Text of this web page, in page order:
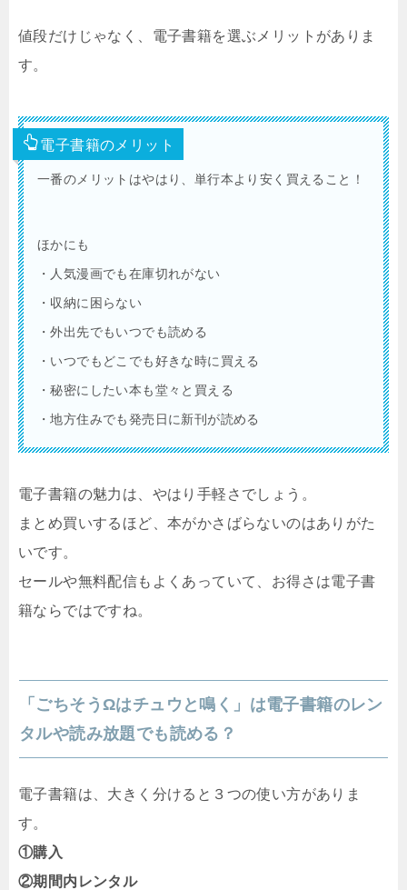
値段だけじゃなく、電子書籍を選ぶメリットがありま
す。
電子書籍のメリット
一番のメリットはやはり、単行本より安く買えること！
ほかにも
・人気漫画でも在庫切れがない
・収納に困らない
・外出先でもいつでも読める
・いつでもどこでも好きな時に買える
・秘密にしたい本も堂々と買える
・地方住みでも発売日に新刊が読める
電子書籍の魅力は、やはり手軽さでしょう。
まとめ買いするほど、本がかさばらないのはありがた
いです。
セールや無料配信もよくあっていて、お得さは電子書
籍ならではですね。
「ごちそうΩはチュウと鳴く」は電子書籍のレン
タルや読み放題でも読める？
電子書籍は、大きく分けると３つの使い方がありま
す。
①購入
②期間内レンタル